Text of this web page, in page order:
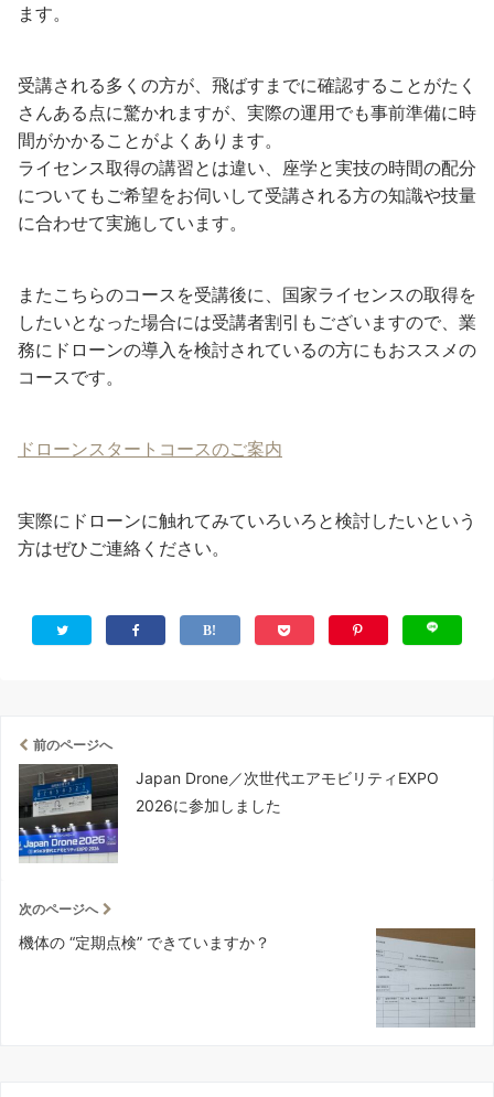
ます。
受講される多くの方が、飛ばすまでに確認することがたく
さんある点に驚かれますが、実際の運用でも事前準備に時
間がかかることがよくあります。
ライセンス取得の講習とは違い、座学と実技の時間の配分
についてもご希望をお伺いして受講される方の知識や技量
に合わせて実施しています。
またこちらのコースを受講後に、国家ライセンスの取得を
したいとなった場合には受講者割引もございますので、業
務にドローンの導入を検討されているの方にもおススメの
コースです。
ドローンスタートコースのご案内
実際にドローンに触れてみていろいろと検討したいという
方はぜひご連絡ください。
前のページへ
Japan Drone／次世代エアモビリティEXPO
2026に参加しました
次のページへ
機体の “定期点検” できていますか？